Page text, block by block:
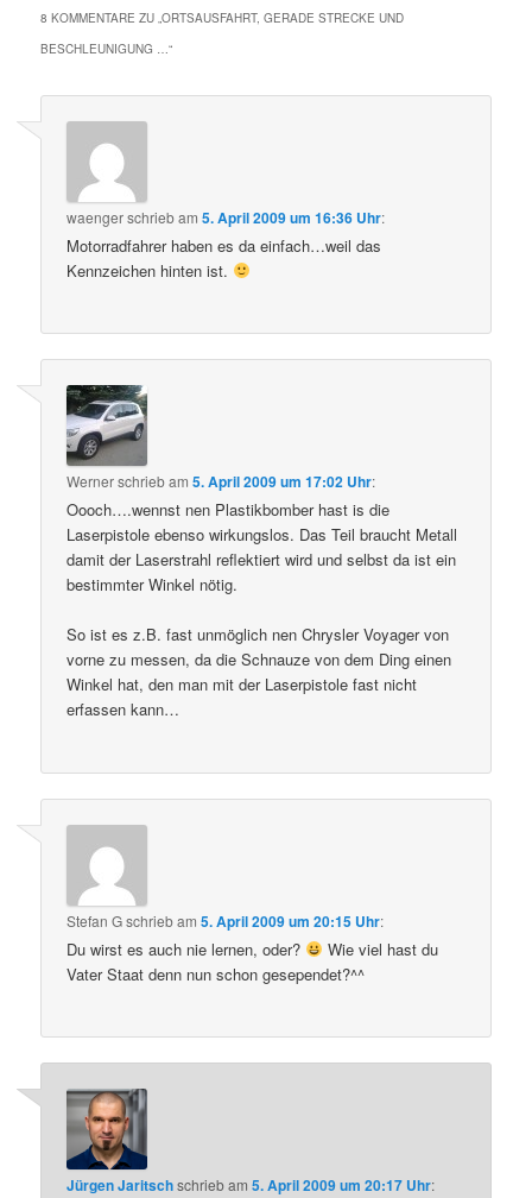
8 KOMMENTARE ZU „ORTSAUSFAHRT, GERADE STRECKE UND
BESCHLEUNIGUNG …“
waengerschriebam5. April 2009 um 16:36 Uhr:
Motorradfahrer haben es da einfach…weil das
Kennzeichen hinten ist.
Wernerschriebam5. April 2009 um 17:02 Uhr:
Oooch….wennst nen Plastikbomber hast is die
Laserpistole ebenso wirkungslos. Das Teil braucht Metall
damit der Laserstrahl reflektiert wird und selbst da ist ein
bestimmter Winkel nötig.
So ist es z.B. fast unmöglich nen Chrysler Voyager von
vorne zu messen, da die Schnauze von dem Ding einen
Winkel hat, den man mit der Laserpistole fast nicht
erfassen kann…
Stefan Gschriebam5. April 2009 um 20:15 Uhr:
Du wirst es auch nie lernen, oder?
Wie viel hast du
Vater Staat denn nun schon gesependet?^^
Jürgen Jaritschschriebam5. April 2009 um 20:17 Uhr: